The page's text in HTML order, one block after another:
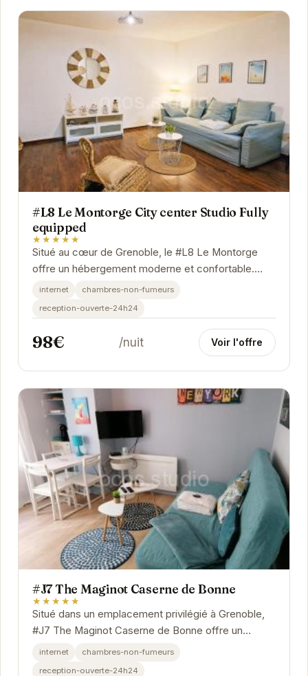
#L8 Le Montorge City center Studio Fully
equipped
★★★★★
Situé au cœur de Grenoble, le #L8 Le Montorge
offre un hébergement moderne et confortable.
Idéal pour les voyageurs d'affaires et les
internet
chambres-non-fumeurs
reception-ouverte-24h24
98€ /nuit Voir l'offre
#J7 The Maginot Caserne de Bonne
★★★★★
Situé dans un emplacement privilégié à Grenoble,
#J7 The Maginot Caserne de Bonne offre un
hébergement confortable et élégant. Avec un
internet
chambres-non-fumeurs
reception-ouverte-24h24